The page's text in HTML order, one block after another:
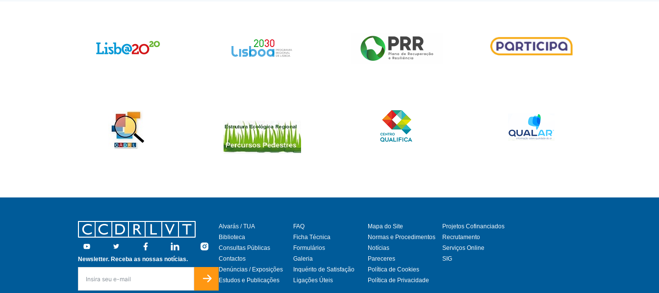
Footer
Youtube Twitter Facebook Linkedin
Instagram
Newsletter. Receba as nossas notícias.
Alvarás / TUA
Biblioteca
Consultas Públicas
Contactos
Denúncias / Exposições
Estudos e Publicações
FAQ
Ficha Técnica
Formulários
Galeria
Inquérito de Satisfação
Ligações Úteis
Mapa do Site
Normas e Procedimentos
Notícias
Pareceres
Política de Cookies
Política de Privacidade
Projetos Cofinanciados
Recrutamento
Serviços Online
SIG